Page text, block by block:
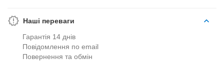
Наші переваги
Гарантія 14 днів
Повідомлення по email
Повернення та обмін